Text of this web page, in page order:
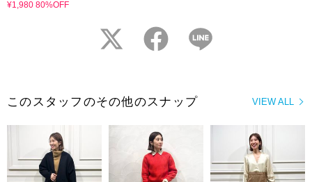
¥1,980 80%OFF
twitter facebook
VIEW ALL
このスタッフのその他のスナップ